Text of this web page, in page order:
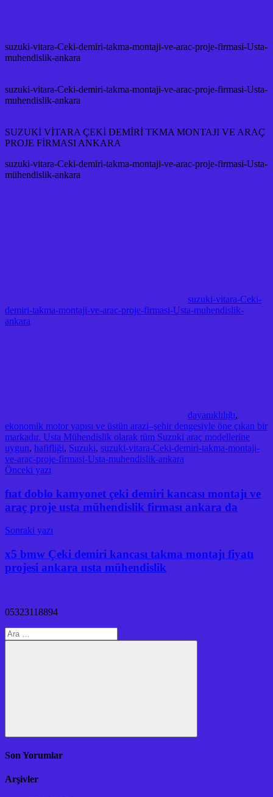
suzuki-vitara-Ceki-demiri-takma-montaji-ve-arac-proje-firmasi-Usta-
muhendislik-ankara
suzuki-vitara-Ceki-demiri-takma-montaji-ve-arac-proje-firmasi-Usta-
muhendislik-ankara
SUZUKİ VİTARA ÇEKİ DEMİRİ TKMA MONTAJI VE ARAÇ
PROJE FİRMASI ANKARA
suzuki-vitara-Ceki-demiri-takma-montaji-ve-arac-proje-firmasi-Usta-
mühendislik-ankara
suzuki-vitara-Ceki-
demiri-takma-montaji-ve-arac-proje-firmasi-Usta-muhendislik-
ankara
dayanıklılığı,
ekonomik motor yapısı ve üstün arazi–şehir dengesiyle öne çıkan bir
markadır. Usta Mühendislik olarak tüm Suzuki araç modellerine
uygun, hafifliği, Suzuki, suzuki-vitara-Ceki-demiri-takma-montaji-
ve-arac-proje-firmasi-Usta-muhendislik-ankara
Yazı
dolaşımı
Önceki yazı
fıat doblo kamyonet çeki demiri kancası montajı ve
araç proje usta mühendislik firması ankara da
Sonraki yazı
x5 bmw Çeki demiri kancası takma montajı fiyatı
projesi ankara usta mühendislik
05323118894
Arama:
Ara
Son Yorumlar
Arşivler